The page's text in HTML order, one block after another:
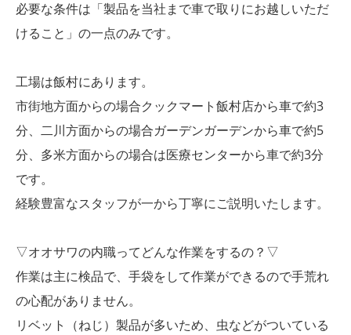
必要な条件は「製品を当社まで車で取りにお越しいただ
けること」の一点のみです。
工場は飯村にあります。
市街地方面からの場合クックマート飯村店から車で約3
分、二川方面からの場合ガーデンガーデンから車で約5
分、多米方面からの場合は医療センターから車で約3分
です。
経験豊富なスタッフが一から丁寧にご説明いたします。
▽オオサワの内職ってどんな作業をするの？▽
作業は主に検品で、手袋をして作業ができるので手荒れ
の心配がありません。
リベット（ねじ）製品が多いため、虫などがついている